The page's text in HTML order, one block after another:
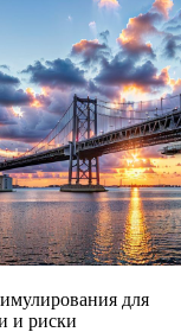
для
и риски